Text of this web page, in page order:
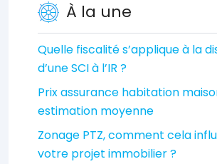
À la une
Quelle fiscalité s’applique à la
d’une SCI à l’IR ?
Prix assurance habitation
estimation moyenne
Zonage PTZ, comment cela
votre projet immobilier ?